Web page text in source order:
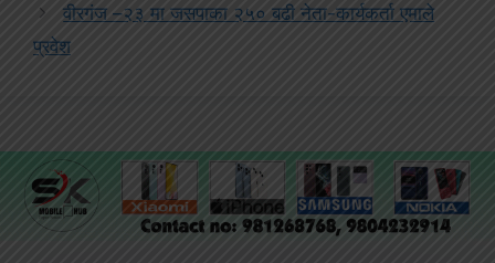
वीरगंज –२३ मा जसपाका २५० बढी नेता-कार्यकर्ता एमाले
प्रवेश